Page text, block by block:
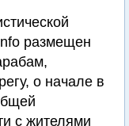
размещен
о начале в
с жителями